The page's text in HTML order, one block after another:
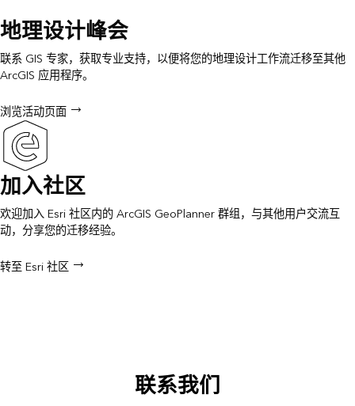
地理设计峰会
联系 GIS 专家，获取专业支持，以便将您的地理设计工作流迁移至其他
ArcGIS 应用程序。
浏览活动页面
加入社区
欢迎加入 Esri 社区内的 ArcGIS GeoPlanner 群组，与其他用户交流互
动，分享您的迁移经验。
转至 Esri 社区
联系我们